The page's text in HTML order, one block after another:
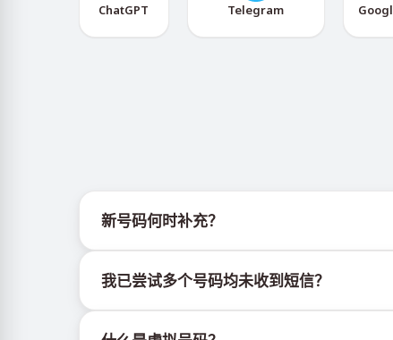
ChatGPT Telegram
新号码何时补充？
我已尝试多个号码均未收到短信？